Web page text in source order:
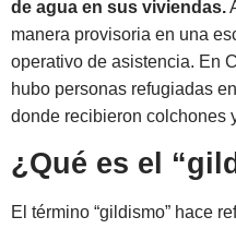
de agua en sus viviendas.
manera provisoria en una
operativo de asistencia. En
hubo personas refugiadas
donde recibieron colchones
¿Qué es el
El término “gildismo” hace